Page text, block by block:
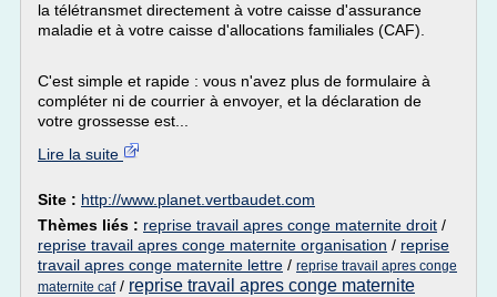
la télétransmet directement à votre caisse d'assurance
maladie et à votre caisse d'allocations familiales (CAF).
C'est simple et rapide : vous n'avez plus de formulaire à
compléter ni de courrier à envoyer, et la déclaration de
votre grossesse est...
Lire la suite
Site : http://www.planet.vertbaudet.com
Thèmes liés : reprise travail apres conge maternite droit /
reprise travail apres conge maternite organisation / reprise
travail apres conge maternite lettre / reprise travail apres conge
maternite caf/ reprise travail apres conge maternite